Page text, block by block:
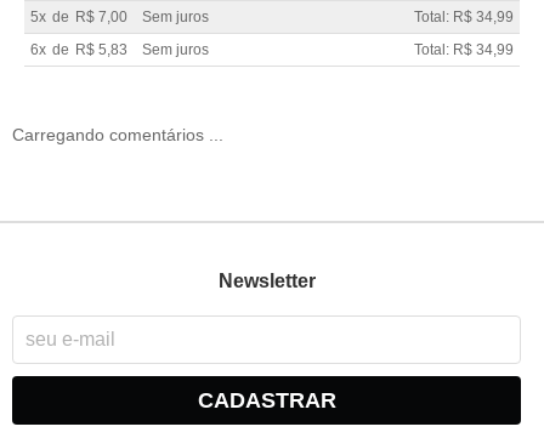
5x de R$ 7,00 Sem juros
Total: R$ 34,99
6x de R$ 5,83 Sem juros Total: R$ 34,99
Carregando comentários ...
Newsletter
CADASTRAR